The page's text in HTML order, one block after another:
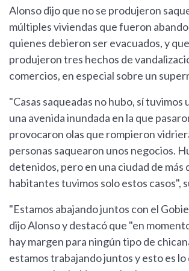
Alonso dijo que no se produjeron
múltiples viviendas que fueron
quienes debieron ser evacuados, y
produjeron tres hechos de
comercios, en especial sobre un
"Casas saqueadas no hubo, sí tuvimos
una avenida inundada en la que
provocaron olas que rompieron
personas saquearon unos negocios.
detenidos, pero en una ciudad de más
habitantes tuvimos solo estos casos",
"Estamos abajando juntos con el
dijo Alonso y destacó que "en
hay margen para ningún tipo de
estamos trabajando juntos y esto es lo